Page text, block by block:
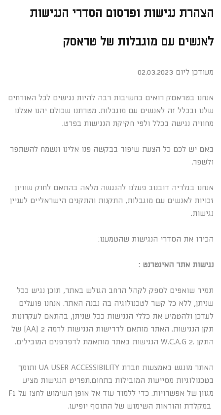
הצהרת נגישות ופרסום הסדרי הנגישות
לאנשים עם מוגבלות של טראסק
מעודכן ליום 02.03.2023
אנחנו בטראסק רואים בחשיבות רבה להיות נגישים לכל האורחים
שלנו ובכלל זה לאנשים עם מוגבלות. מטרתנו שכולם יהנו אצלנו
מחוויה נגישה בכלל ולפי חקיקת הנגישות בפרט.
באם יש לכם כל הצעת שיפור בבקשה פנו אלינו ונשמח להשתפר
ולשפר.
אנחנו בגלריה דובנוב פעלנו להנגשה מלאה בהתאם לחוק שוויון
זכויות לאנשים עם מוגבלות, התקנות והתקנים הישראליים לעניין
נגישות.
הכירו את הסדרי הנגישות שהטמענו:
נגישות אתר האינטרנט :
תמיד שואפים לספק לקהל הרחב הגולש באתר, תוכן נגיש ככל
שניתן, ללא כל קשר לטכנולוגיה בה נבנה האתר. אנחנו פועלים
לעדכן ולהטמיע את כללי הנגישות ככל שניתן, בהתאם לעקרונות
תקן הנגישות. האתר מותאם לדרישות הנגישות לרמה 2 (AA) של
התקן .W.C.A.G 2 הנגישות באתר מותאמת לדפדפנים המובילים.
האתר מונגש באמצעות חברת UA USER ACCESSIBILITY ותומך
בטכנולוגיות מסייעות המובילות בתחום.תפריט הנגישות מציע
מגוון של אפשרויות. כדי ללמוד עוד אל אופן השימוש לחצו על F1
במקלדת והוראות השימוש של התוסף יופיעו.